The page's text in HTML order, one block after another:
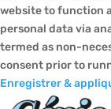
website to function
personal data via
termed as non-
consent prior to
Enregistrer &